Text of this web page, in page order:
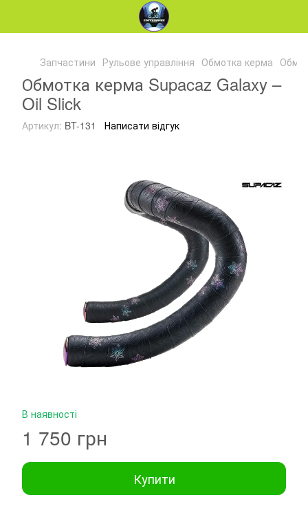
Запчастини Рульове управління Обмотка керма
Обмотка керма Supacaz Galaxy –
Oil Slick
Артикул: BT-131 Написати відгук
В наявності
1 750 грн
Купити